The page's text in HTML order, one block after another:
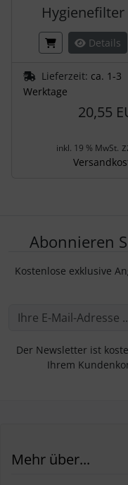
Hygienefilter
Details
Lieferzeit: ca. 1-3
Werktage
20,55
inkl. 19 % MwSt.
Abonnieren
Kostenlose exklusive
Der Newsletter ist
Ihrem
Mehr über...